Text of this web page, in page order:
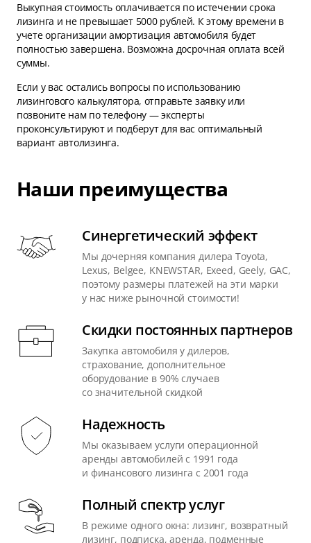
Выкупная стоимость оплачивается по истечении срока
лизинга и не превышает 5000 рублей. К этому времени в
учете организации амортизация автомобиля будет
полностью завершена. Возможна досрочная оплата всей
суммы.
Если у вас остались вопросы по использованию
лизингового калькулятора, отправьте заявку или
позвоните нам по телефону — эксперты
проконсультируют и подберут для вас оптимальный
вариант автолизинга.
Наши преимущества
Синергетический эффект
Мы дочерняя компания дилера Toyota,
Lexus, Belgee, KNEWSTAR, Exeed, Geely, GAC,
поэтому размеры платежей на эти марки
у нас ниже рыночной стоимости!
Скидки постоянных партнеров
Закупка автомобиля у дилеров,
страхование, дополнительное
оборудование в 90% случаев
со значительной скидкой
Надежность
Мы оказываем услуги операционной
аренды автомобилей с 1991 года
и финансового лизинга с 2001 года
Полный спектр услуг
В режиме одного окна: лизинг, возвратный
лизинг, подписка, аренда, подменные